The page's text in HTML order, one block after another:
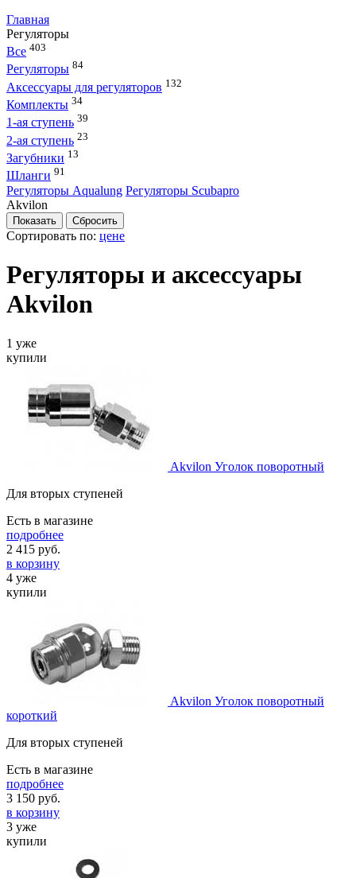
Главная
Регуляторы
Все 403
Регуляторы 84
Аксессуары для регуляторов 132
Комплекты 34
1-ая ступень 39
2-ая ступень 23
Загубники 13
Шланги 91
Регуляторы Aqualung Регуляторы Scubapro
Akvilon
Сортировать по: цене
Регуляторы и аксессуары
Akvilon
1 уже
купили
Akvilon Уголок поворотный
Для вторых ступеней
Есть в магазине
подробнее
2 415 руб.
в корзину
4 уже
купили
Akvilon Уголок поворотный
короткий
Для вторых ступеней
Есть в магазине
подробнее
3 150 руб.
в корзину
3 уже
купили